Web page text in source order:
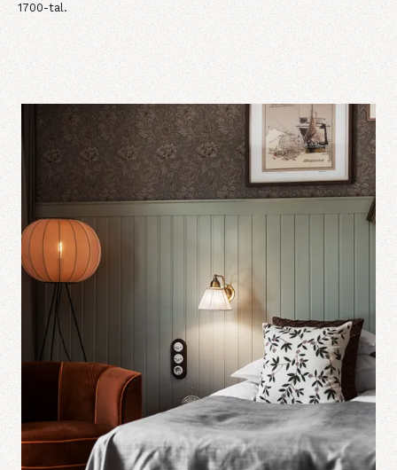
1700-tal.